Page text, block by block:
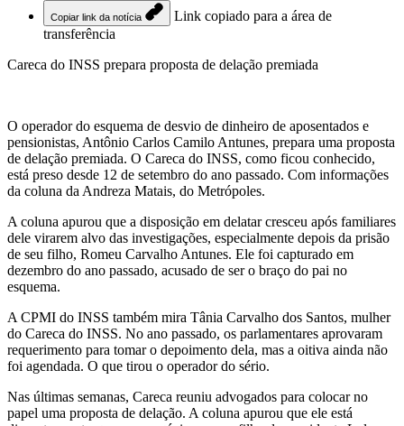
Copiar link da notícia
Link copiado para a área de
transferência
Careca do INSS prepara proposta de delação premiada
O operador do esquema de desvio de dinheiro de aposentados e
pensionistas, Antônio Carlos Camilo Antunes, prepara uma proposta
de delação premiada. O Careca do INSS, como ficou conhecido,
está preso desde 12 de setembro do ano passado. Com informações
da coluna da Andreza Matais, do Metrópoles.
A coluna apurou que a disposição em delatar cresceu após familiares
dele virarem alvo das investigações, especialmente depois da prisão
de seu filho, Romeu Carvalho Antunes. Ele foi capturado em
dezembro do ano passado, acusado de ser o braço do pai no
esquema.
A CPMI do INSS também mira Tânia Carvalho dos Santos, mulher
do Careca do INSS. No ano passado, os parlamentares aprovaram
requerimento para tomar o depoimento dela, mas a oitiva ainda não
foi agendada. O que tirou o operador do sério.
Nas últimas semanas, Careca reuniu advogados para colocar no
papel uma proposta de delação. A coluna apurou que ele está